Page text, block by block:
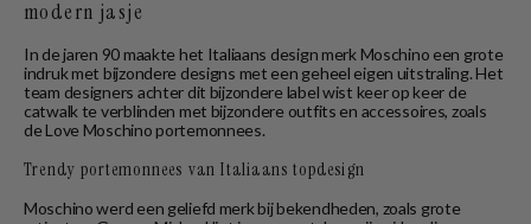
modern jasje
In de jaren 90 maakte het Italiaans design merk Moschino een grote
indruk met bijzondere designs met een geheel eigen uitstraling. Het
team designers achter dit bijzondere label wist keer op keer de
catwalk te verblinden met bijzondere outfits en accessoires, zoals
de Love Moschino portemonnees.
Trendy portemonnees van Italiaans topdesign
Moschino werd een geliefd merk bij bekendheden, zoals grote